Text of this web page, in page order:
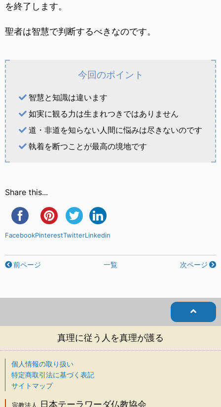
を終了します。
聖者は智慧で判断するべきなのです。
今回のポイント
智慧と知識は違います
如実に観る力は生まれつきではありません
道・非道を知らない人間に悩みは尽きないのです
執着を断つことが最高の境地です
Share this...
FacebookPinterestTwitterLinkedin
前ページ 一覧 次ページ
真理に従う人を真理が護る
個人情報の取り扱い
特定商取引法に基づく表記
サイトマップ
宗教法人 日本テーラワーダ仏教協会